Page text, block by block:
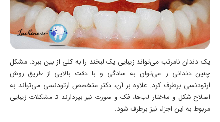
یک دندان نامرتب می‌تواند زیبایی یک لبخند را به کلی از بین ببرد. مشکل
چنین دندانی را می‌توان به سادگی و با دقت بالایی از طریق روش
ارتودنسی برطرف کرد. علاوه بر آن، دکتر متخصص ارتودنسی می‌تواند به
اصلاح شکل و ساختار لب‌ها، فک و صورت نیز بپردازند تا مشکلات زیبایی
مربوط به این اجزاء نیز برطرف شود.